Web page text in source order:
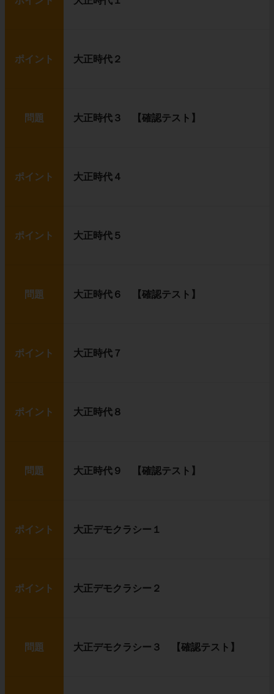
ポイント 大正時代２
問題 大正時代３ 【確認テスト】
ポイント 大正時代４
ポイント 大正時代５
問題 大正時代６ 【確認テスト】
ポイント 大正時代７
ポイント 大正時代８
問題 大正時代９ 【確認テスト】
ポイント 大正デモクラシー１
ポイント 大正デモクラシー２
問題 大正デモクラシー３ 【確認テスト】